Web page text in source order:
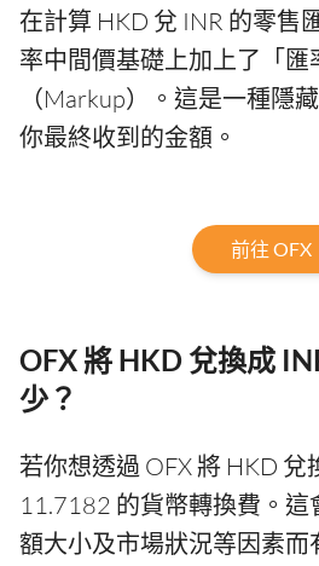
在計算 HKD 兌 INR 的零售
率中間價基礎上加上了「匯
（Markup）。這是一種隱
你最終收到的金額。
前往 OFX
OFX 將 HKD 兌換成
少？
若你想透過 OFX 將 HKD 兌
11.7182 的貨幣轉換費。這
額大小及市場狀況等因素而